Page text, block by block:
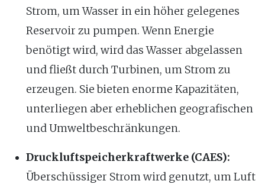
Strom, um Wasser in ein höher gelegenes
Reservoir zu pumpen. Wenn Energie
benötigt wird, wird das Wasser abgelassen
und fließt durch Turbinen, um Strom zu
erzeugen. Sie bieten enorme Kapazitäten,
unterliegen aber erheblichen geografischen
und Umweltbeschränkungen.
Druckluftspeicherkraftwerke (CAES):
Überschüssiger Strom wird genutzt, um Luft